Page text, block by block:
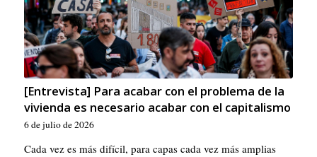
[Entrevista] Para acabar con el problema de la
vivienda es necesario acabar con el capitalismo
6 de julio de 2026
Cada vez es más difícil, para capas cada vez más amplias